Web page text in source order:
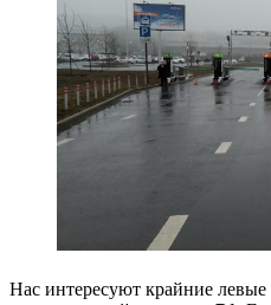
Нас интересуют крайние